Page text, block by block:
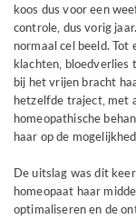
koos dus voor een
controle, dus vorig
normaal cel beeld. Tot
klachten, bloedverlies
bij het vrijen bracht
hetzelfde traject, met
homeopathische
haar op de
De uitslag was dit
homeopaat haar
optimaliseren en de